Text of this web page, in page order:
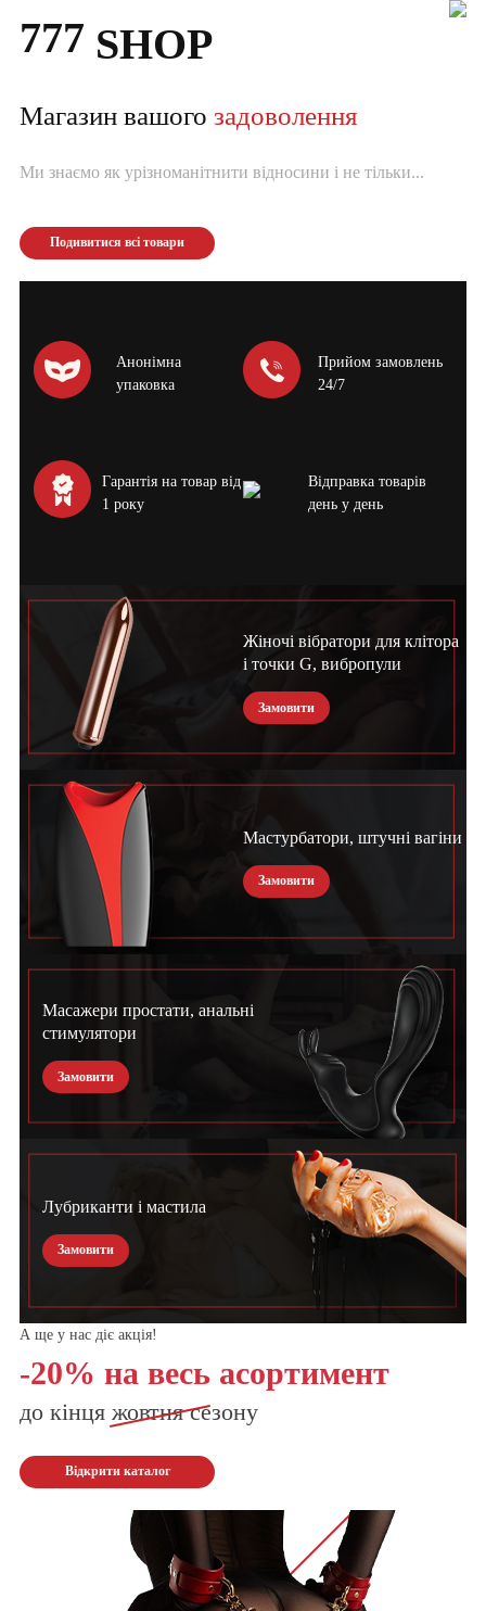
777 SHOP
Магазин вашого задоволення
Ми знаємо як урізноманітнити відносини і не тільки...
Подивитися всі товари
Анонімна
упаковка
Прийом замовлень
24/7
Гарантія на товар від
1 року
Відправка товарів
день у день
Жіночі вібратори для клітора
і точки G, вибропули
Замовити
Мастурбатори, штучні вагіни
Замовити
Масажери простати, анальні
стимулятори
Замовити
Лубриканти і мастила
Замовити
А ще у нас діє акція!
-20% на весь асортимент
до кінця жовтнясезону
Відкрити каталог